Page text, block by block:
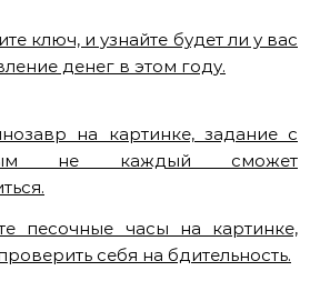
ключ, и узнайте будет ли у вас
денег в этом году.
на картинке, задание с
не каждый сможет
песочные часы на картинке,
себя на бдительность.